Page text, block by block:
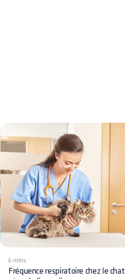
6 mins
Fréquence respiratoire chez le chat